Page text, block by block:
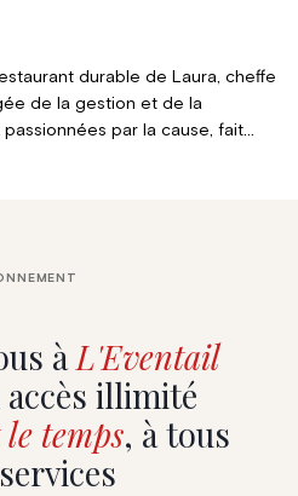
durable de Laura, cheffe
de la gestion et de la
par la cause, fait
àL'Eventail
accès illimité
temps, à tous